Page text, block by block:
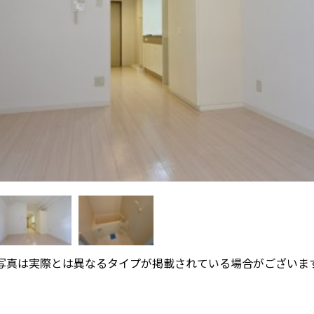
は実際とは異なるタイプが掲載されている場合がございま